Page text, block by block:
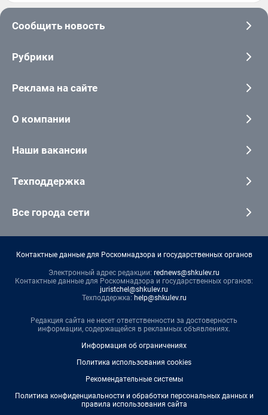
Сообщить новость
Рубрики
Реклама на сайте
О компании
Наши вакансии
Техподдержка
Все города сети
Контактные данные для Роскомнадзора и государственных органов
Электронный адрес редакции: rednews@shkulev.ru
Контактные данные для Роскомнадзора и государственных органов:
juristchel@shkulev.ru
Техподдержка: help@shkulev.ru
Редакция сайта не несет ответственности за достоверность
информации, содержащейся в рекламных объявлениях.
Информация об ограничениях
Политика использования cookies
Рекомендательные системы
Политика конфиденциальности и обработки персональных данных и
правила использования сайта